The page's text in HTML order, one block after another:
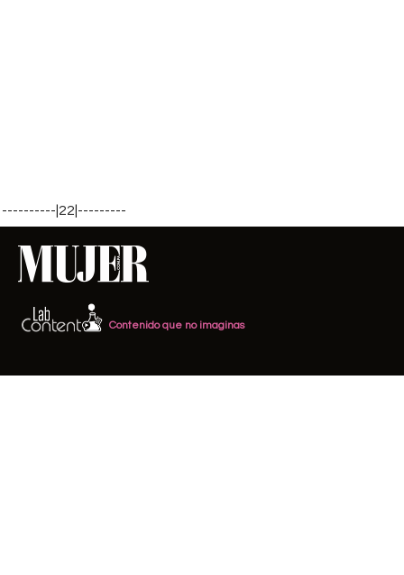
----------|22|---------
Contenido que no imaginas